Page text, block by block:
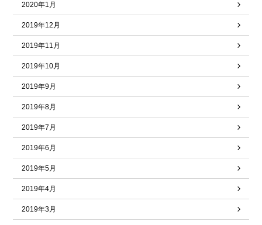
2020年1月
2019年12月
2019年11月
2019年10月
2019年9月
2019年8月
2019年7月
2019年6月
2019年5月
2019年4月
2019年3月